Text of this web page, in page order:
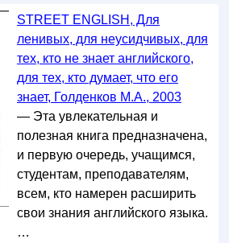
STREET ENGLISH, Для
ленивых, для неусидчивых, для
тех, кто не знает английского,
для тех, кто думает, что его
знает, Голденков М.А., 2003
— Эта увлекательная и
полезная книга предназначена,
и первую очередь, учащимся,
студентам, преподавателям,
всем, кто намерен расширить
свои знания английского языка.
…